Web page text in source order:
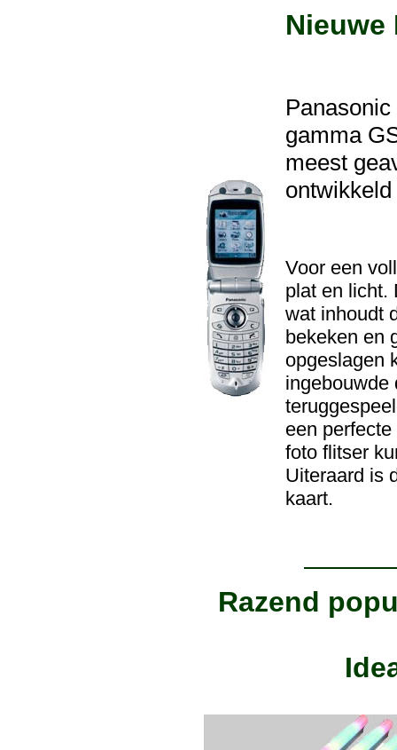
Nieuwe
gamma
meest
Voor een
plat en licht.
wat inhoudt
bekeken en
opgeslagen
ingebouwde
een
foto flitser
Uiteraard is
kaart.
Razend